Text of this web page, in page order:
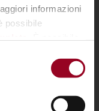
informazioni
possibile